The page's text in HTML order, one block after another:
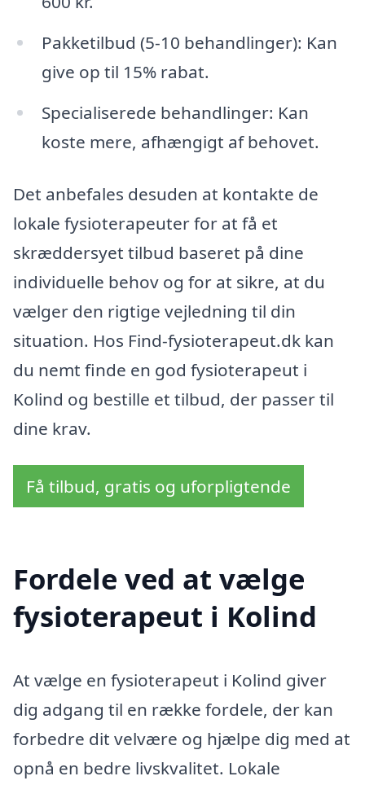
Pakketilbud (5-10 behandlinger): Kan
give op til 15% rabat.
Specialiserede behandlinger: Kan
koste mere, afhængigt af behovet.
Det anbefales desuden at kontakte de
lokale fysioterapeuter for at få et
skræddersyet tilbud baseret på dine
individuelle behov og for at sikre, at du
vælger den rigtige vejledning til din
situation. Hos Find-fysioterapeut.dk kan
du nemt finde en god fysioterapeut i
Kolind og bestille et tilbud, der passer til
dine krav.
Få tilbud, gratis og uforpligtende
Fordele ved at vælge
fysioterapeut i Kolind
At vælge en fysioterapeut i Kolind giver
dig adgang til en række fordele, der kan
forbedre dit velvære og hjælpe dig med at
opnå en bedre livskvalitet. Lokale